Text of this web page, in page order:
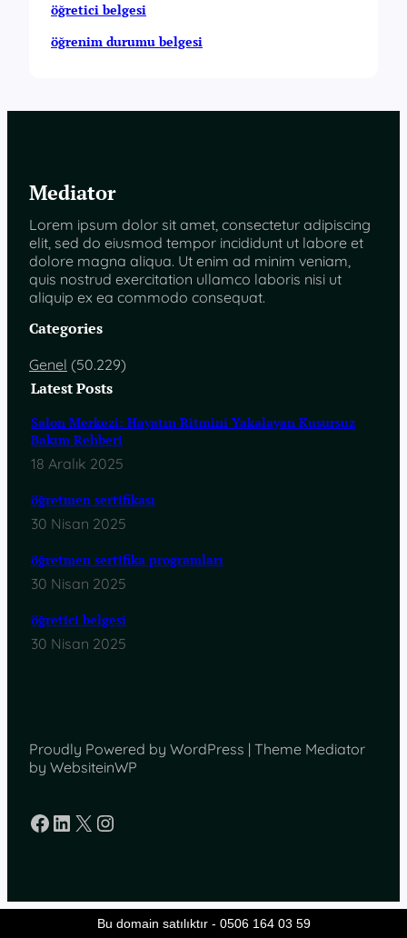
öğretici belgesi
öğrenim durumu belgesi
Mediator
Lorem ipsum dolor sit amet, consectetur adipiscing
elit, sed do eiusmod tempor incididunt ut labore et
dolore magna aliqua. Ut enim ad minim veniam,
quis nostrud exercitation ullamco laboris nisi ut
aliquip ex ea commodo consequat.
Categories
Genel (50.229)
Latest Posts
Salon Merkezi: Hayatın Ritmini Yakalayan Kusursuz
Bakım Rehberi
18 Aralık 2025
öğretmen sertifikası
30 Nisan 2025
öğretmen sertifika programları
30 Nisan 2025
öğretici belgesi
30 Nisan 2025
Proudly Powered by WordPress | Theme Mediator
by WebsiteinWP
Facebook
LinkedIn
X Instagram
Bu domain satılıktır - 0506 164 03 59